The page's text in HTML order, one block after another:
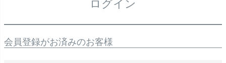
ログイン
会員登録がお済みのお客様